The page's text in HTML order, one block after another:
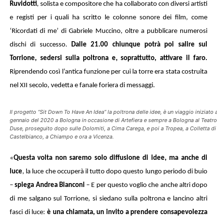
Ruvidotti, solista e compositore che ha collaborato con diversi artisti
e registi per i quali ha scritto le colonne sonore dei film, come
‘Ricordati di me’ di Gabriele Muccino, oltre a pubblicare numerosi
dischi di successo. Dalle 21.00 chiunque potrà poi salire sul
Torrione, sedersi sulla poltrona e, soprattutto, attivare il faro.
Riprendendo così l’antica funzione per cui la torre era stata costruita
nel XII secolo, vedetta e fanale foriera di messaggi.
Il progetto “Sit Down To Have An Idea” la poltrona delle idee, è un viaggio iniziato
gennaio del 2020 a Bologna in occasione di Artefiera e sempre a Bologna al Teatro
Duse, proseguito dopo sulle Dolomiti, a Cima Carega, e poi a Tropea, a Colletta di
Castelbianco, a Chiampo e ora a Vicenza.
«Questa volta non saremo solo diffusione di idee, ma anche di
luce, la luce che occuperà il tutto dopo questo lungo periodo di buio
–spiega Andrea Bianconi – E per questo voglio che anche altri dopo
di me salgano sul Torrione, si siedano sulla poltrona e lancino altri
fasci di luce: è una chiamata, un invito a prendere consapevolezza